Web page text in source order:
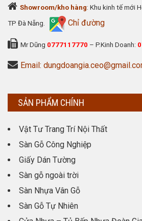
Showroom/kho hàng: Khu kinh tế mới
TP Đà Nẵng. Chỉ đường
Mr Dũng 0777117770 – P.Kinh Doanh:
Email:
SẢN PHẨM CHÍNH
Vật Tư Trang Trí Nội Thất
Sàn Gỗ Công Nghiệp
Giấy Dán Tường
Sàn gỗ ngoài trời
Sàn Nhựa Vân Gỗ
Sàn Gỗ Tự Nhiên